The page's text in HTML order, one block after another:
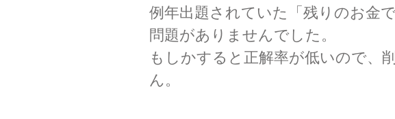
例年出題されていた「残りのお金
問題がありませんでした。
もしかすると正解率が低いので、
ん。